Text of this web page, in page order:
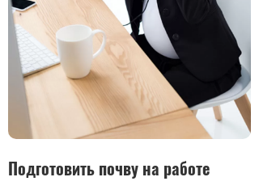
Подготовить почву на работе